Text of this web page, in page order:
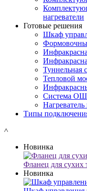
нагреватели
Готовые решения
Шкаф
Туннельная
Тепловой
Система
Типы
˄
Новинка
Фланец для сухих
Новинка